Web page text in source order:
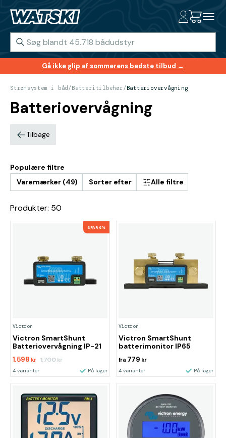
Gå ikke glip af sommerens bedste tilbud →
Strømsystem i båd /Batteritilbehør/Batteriovervågning
Batteriovervågning
Tilbage
Populære filtre
Varemærker (49)
Sorter efter Alle filtre
Produkter: 50
SPAR 6%
Victron
Victron SmartShunt
Batteriovervågning IP-21
1.598 kr 1.700kr
4 varianter På lager
Victron
Victron SmartShunt
batterimonitor IP65
fra 779 kr
4 varianter På lager